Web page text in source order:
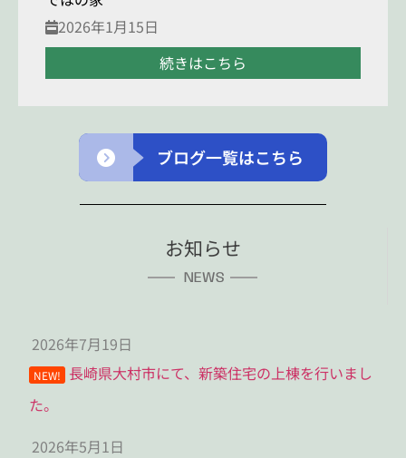
2026年1月15日
続きはこちら
ブログ一覧はこちら
お知らせ
NEWS
2026年7月19日
NEW!
長崎県大村市にて、新築住宅の上棟を行いまし
た。
2026年5月1日